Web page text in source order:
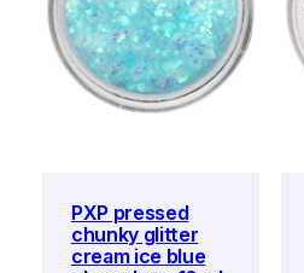
PXP pressed
chunky glitter
cream ice blue